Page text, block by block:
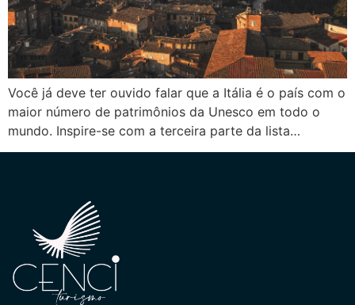
Você já deve ter ouvido falar que a Itália é o país com o
maior número de patrimônios da Unesco em todo o
mundo. Inspire-se com a terceira parte da lista…